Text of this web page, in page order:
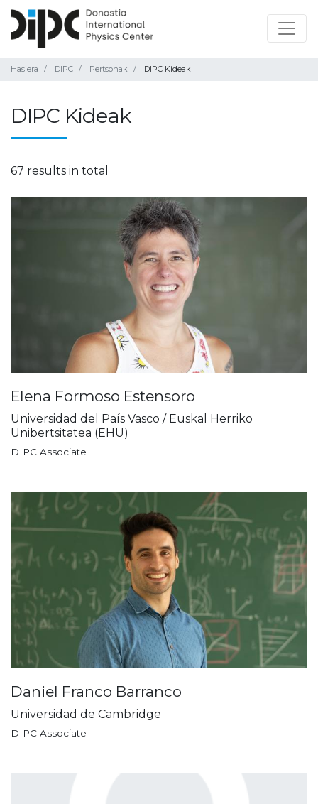
Hasiera DIPC Pertsonak DIPC Kideak
DIPC Kideak
67 results in total
Elena Formoso Estensoro
Universidad del País Vasco / Euskal Herriko
Unibertsitatea (EHU)
DIPC Associate
Daniel Franco Barranco
Universidad de Cambridge
DIPC Associate